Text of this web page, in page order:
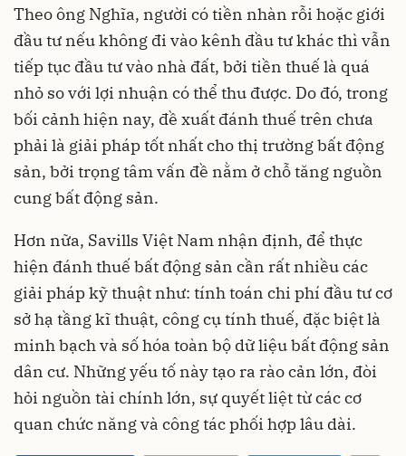
Theo ông Nghĩa, người có tiền nhàn rỗi hoặc giới
đầu tư nếu không đi vào kênh đầu tư khác thì vẫn
tiếp tục đầu tư vào nhà đất, bởi tiền thuế là quá
nhỏ so với lợi nhuận có thể thu được. Do đó, trong
bối cảnh hiện nay, đề xuất đánh thuế trên chưa
phải là giải pháp tốt nhất cho thị trường bất động
sản, bởi trọng tâm vấn đề nằm ở chỗ tăng nguồn
cung bất động sản.
Hơn nữa, Savills Việt Nam nhận định, để thực
hiện đánh thuế bất động sản cần rất nhiều các
giải pháp kỹ thuật như: tính toán chi phí đầu tư cơ
sở hạ tầng kĩ thuật, công cụ tính thuế, đặc biệt là
minh bạch và số hóa toàn bộ dữ liệu bất động sản
dân cư. Những yếu tố này tạo ra rào cản lớn, đòi
hỏi nguồn tài chính lớn, sự quyết liệt từ các cơ
quan chức năng và công tác phối hợp lâu dài.